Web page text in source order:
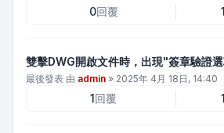
0回覆
雙擊DWG開啟文件時，出現"簽章驗證
最後發表 由 admin » 2025年 4月 18日, 14:40
1回覆